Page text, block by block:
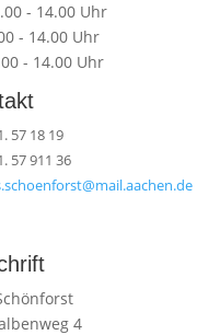
- 14.00 Uhr
- 14.00 Uhr
- 14.00 Uhr
57 18 19
57 911 36
4